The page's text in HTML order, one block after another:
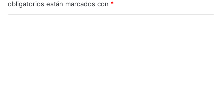
obligatorios están marcados con *